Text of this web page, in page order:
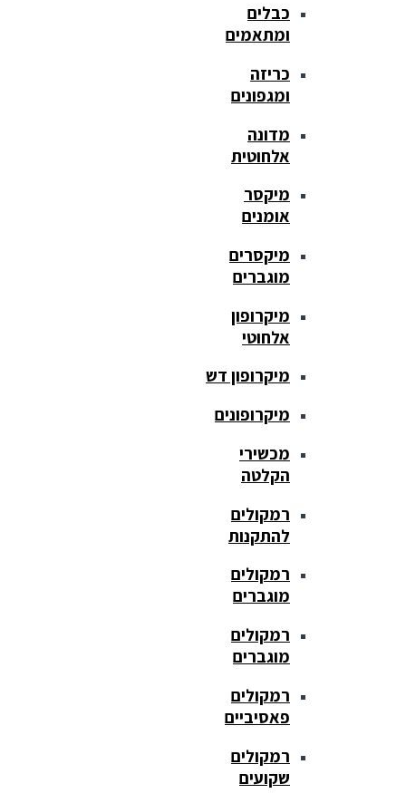
כבלים
ומתאמים
כריזה
ומגפונים
מדונה
אלחוטית
מיקסר
אומנים
מיקסרים
מוגברים
מיקרופון
אלחוטי
מיקרופון דש
מיקרופונים
מכשירי
הקלטה
רמקולים
להתקנות
רמקולים
מוגברים
רמקולים
מוגברים
רמקולים
פאסיביים
רמקולים
שקועים